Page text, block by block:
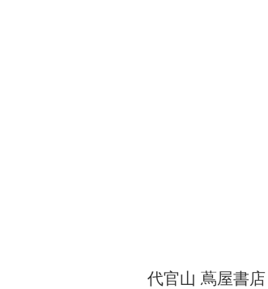
代官山 蔦屋書店